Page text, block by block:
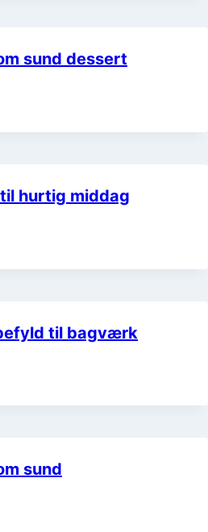
sund dessert
hurtig middag
til bagværk
sund